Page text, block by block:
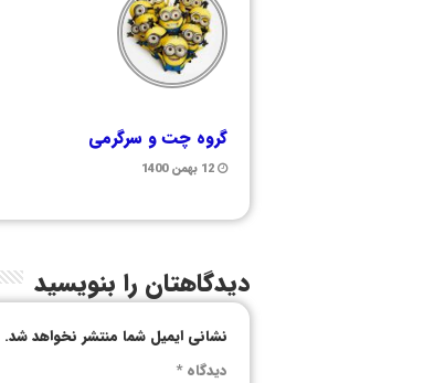
گروه چت و سرگرمی
12 بهمن 1400
دیدگاهتان را بنویسید
نشانی ایمیل شما منتشر نخواهد شد.
دیدگاه*